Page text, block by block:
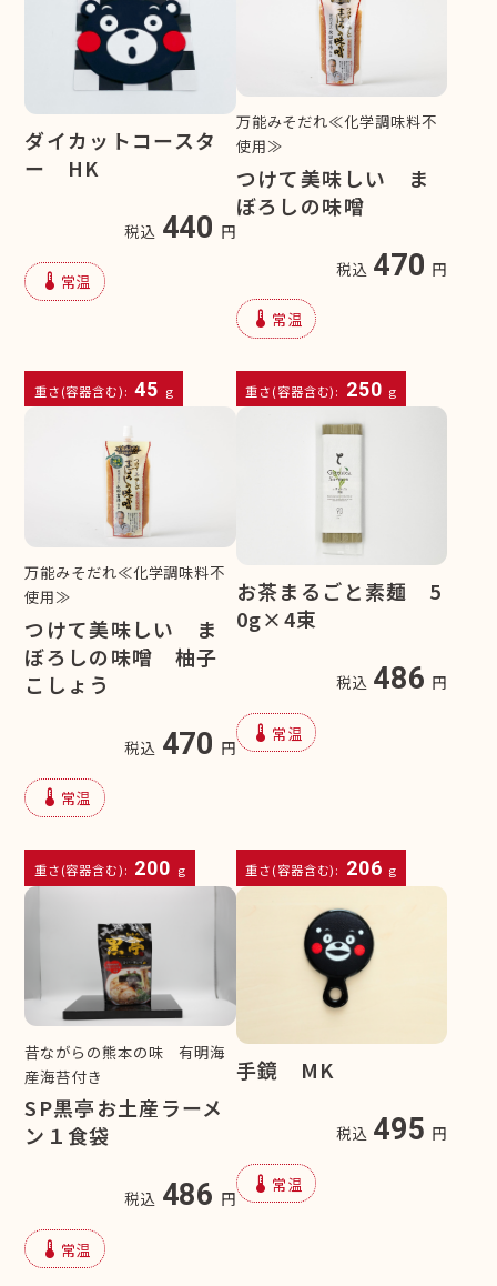
ダイカットコースタ
ー HK
税込 440 円
device_thermostat 常温
重さ(容器含む): 45 g
万能みそだれ≪化学調味料不
使用≫
つけて美味しい ま
ぼろしの味噌
税込 470 円
device_thermostat 常温
重さ(容器含む): 250 g
万能みそだれ≪化学調味料不
使用≫
つけて美味しい ま
ぼろしの味噌 柚子
こしょう
税込 470 円
device_thermostat 常温
重さ(容器含む): 200 g
お茶まるごと素麺 5
0g×4束
税込 486 円
device_thermostat 常温
重さ(容器含む): 206 g
昔ながらの熊本の味 有明海
産海苔付き
SP黒亭お土産ラーメ
ン１食袋
税込 486 円
device_thermostat 常温
手鏡 MK
税込 495 円
device_thermostat 常温